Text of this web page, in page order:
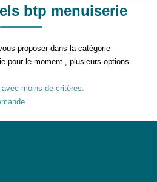
AGENCES
Nous
Budget max
Créer une alerte
btp menuiserie
proposer dans la catégorie
pour le moment , plusieurs options
moins de critères.